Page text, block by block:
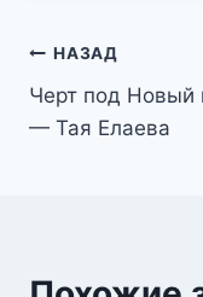
Навигация
по
НАЗАД
Черт под Новый
— Тая Елаева